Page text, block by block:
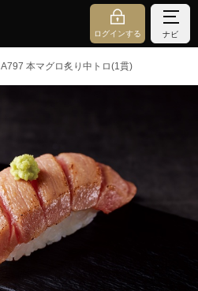
ログインする ナビ
A797 本マグロ炙り中トロ(1貫)